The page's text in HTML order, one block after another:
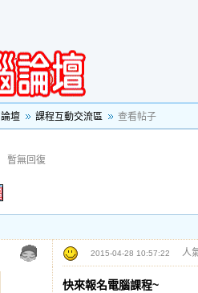
論壇 課程互動交流區 查看帖子
暫無回復
2015-04-28 10:57:22 人
快來報名電腦課程~